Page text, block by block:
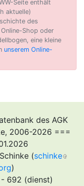
Seite enthält
aktuelle)
des
Shop oder
eine kleine
unserem Online-
des AGK
2006-2026 ===
(schinke
)
692 (dienst)